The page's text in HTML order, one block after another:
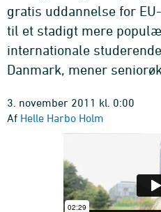
gratis uddannelse for
til et stadigt mere
internationale
Danmark, mener
3. november 2011 kl. 0:00
Af Helle Harbo Holm